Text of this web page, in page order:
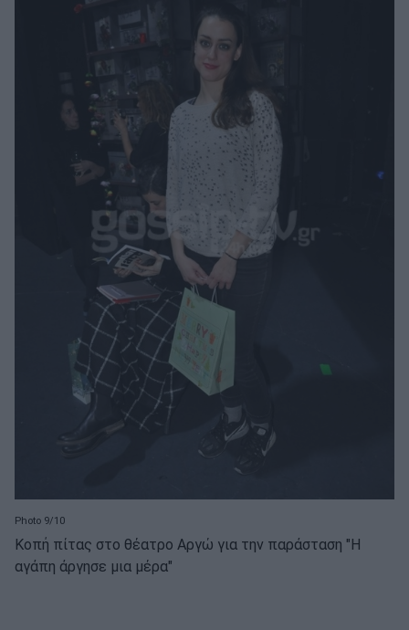
Photo 9/10
Κοπή πίτας στο θέατρο Αργώ για την παράσταση "Η
αγάπη άργησε μια μέρα"